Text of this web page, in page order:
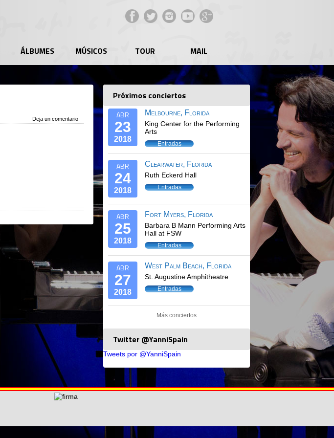
ÁLBUMES MÚSICOS TOUR MAIL
Deja un comentario
Próximos conciertos
ABR
23
2018
Melbourne, Florida
King Center for the Performing
Arts
Entradas
ABR
24
2018
Clearwater, Florida
Ruth Eckerd Hall
Entradas
ABR
25
2018
Fort Myers, Florida
Barbara B Mann Performing Arts
Hall at FSW
Entradas
ABR
27
2018
West Palm Beach, Florida
St. Augustine Amphitheatre
Entradas
Más conciertos
Twitter @YanniSpain
Tweets por @YanniSpain